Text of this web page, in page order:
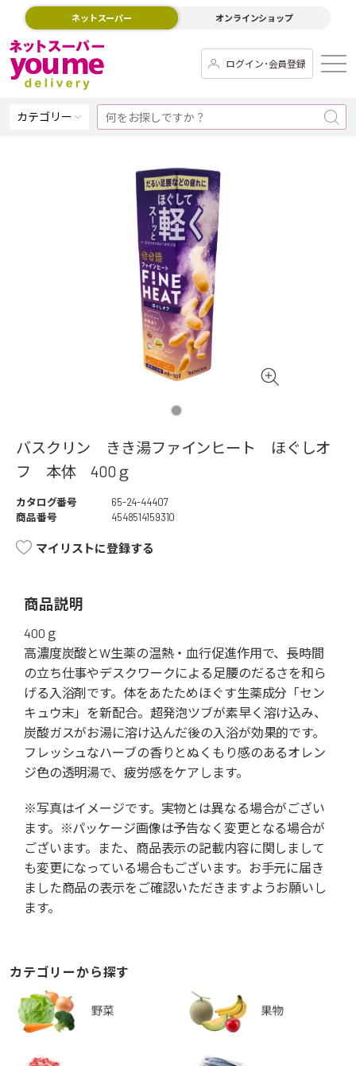
ネットスーパー オンラインショップ
ログイン･会員登録
カテゴリー
バスクリン きき湯ファインヒート ほぐしオ
フ 本体 400ｇ
カタログ番号
65-24-44407
商品番号
4548514159310
マイリストに登録する
商品説明
400ｇ
高濃度炭酸とW生薬の温熱・血行促進作用で、長時間
の立ち仕事やデスクワークによる足腰のだるさを和ら
げる入浴剤です。体をあたためほぐす生薬成分「セン
キュウ末」を新配合。超発泡ツブが素早く溶け込み、
炭酸ガスがお湯に溶け込んだ後の入浴が効果的です。
フレッシュなハーブの香りとぬくもり感のあるオレン
ジ色の透明湯で、疲労感をケアします。
※写真はイメージです。実物とは異なる場合がござい
ます。※パッケージ画像は予告なく変更となる場合が
ございます。また、商品表示の記載内容に関しまして
も変更になっている場合もございます。お手元に届き
ました商品の表示をご確認いただきますようお願いし
ます。
カテゴリーから探す